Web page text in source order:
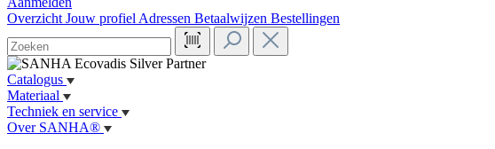
Overzicht Jouw profiel Adressen Betaalwijzen Bestellingen
Catalogus
Materiaal
Techniek en service
Over SANHA®